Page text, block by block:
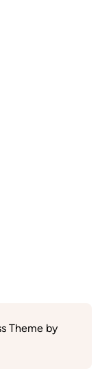
Theme by